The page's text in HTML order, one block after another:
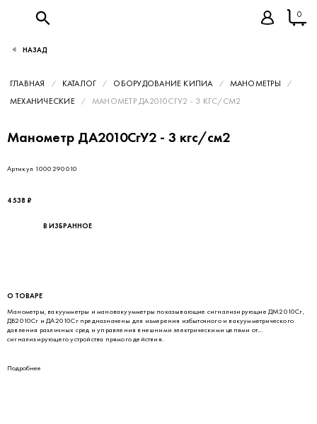
0
ГЛАВНАЯ КАТАЛОГ ОБОРУДОВАНИЕ КИПИА
МАНОМЕТРЫ
МЕХАНИЧЕСКИЕ
МАНОМЕТР ДА2010СГУ2 - 3 КГС/СМ2
Манометр ДА2010СгУ2 - 3 кгс/см2
Артикул 1000290010
4 538 ₽
В ИЗБРАННОЕ
О ТОВАРЕ
Манометры, вакуумметры и мановакуумметры показывающие сигнализирующие ДМ2010Сг,
ДВ2010Сг и ДА2010Сг предназначены для измерения избыточного и вакуумметрического
давления различных сред и управления внешними электрическими цепями от
сигнализирующего устройства прямого действия.
Подробнее
НАЗАД